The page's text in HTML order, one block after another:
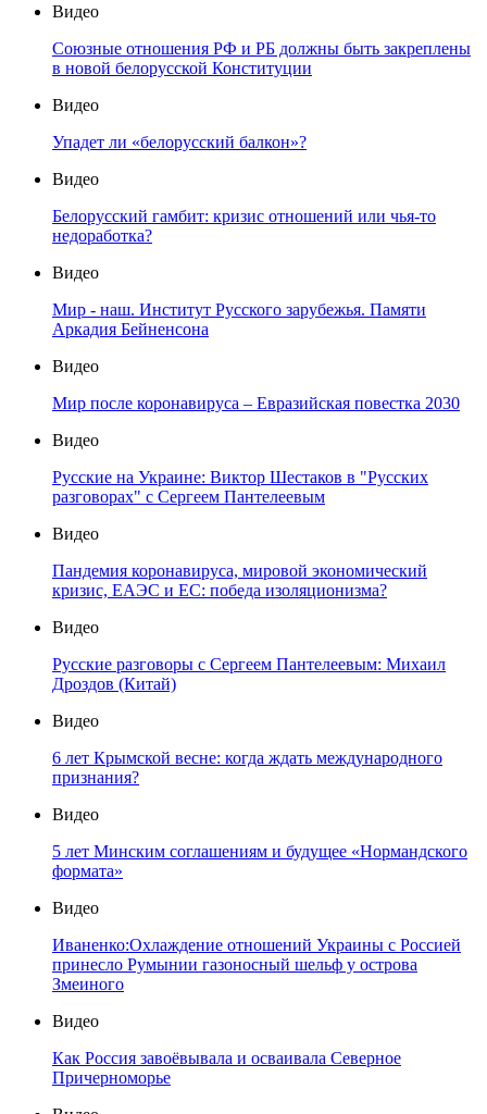
Видео
Союзные отношения РФ и РБ должны быть закреплены
в новой белорусской Конституции
Видео
Упадет ли «белорусский балкон»?
Видео
Белорусский гамбит: кризис отношений или чья-то
недоработка?
Видео
Мир - наш. Институт Русского зарубежья. Памяти
Аркадия Бейненсона
Видео
Мир после коронавируса – Евразийская повестка 2030
Видео
Русские на Украине: Виктор Шестаков в "Русских
разговорах" с Сергеем Пантелеевым
Видео
Пандемия коронавируса, мировой экономический
кризис, ЕАЭС и ЕС: победа изоляционизма?
Видео
Русские разговоры с Сергеем Пантелеевым: Михаил
Дроздов (Китай)
Видео
6 лет Крымской весне: когда ждать международного
признания?
Видео
5 лет Минским соглашениям и будущее «Нормандского
формата»
Видео
Иваненко:Охлаждение отношений Украины с Россией
принесло Румынии газоносный шельф у острова
Змеиного
Видео
Как Россия завоёвывала и осваивала Северное
Причерноморье